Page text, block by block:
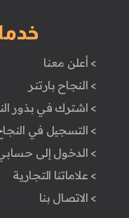
> أعلن معنا
> النجاح بارتنر
> اشترك في بذور
> التسجيل في
> الدخول إلى
> علاماتنا التجارية
> الاتصال بنا